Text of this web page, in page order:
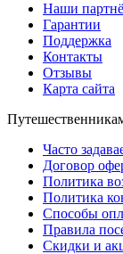
Наши
Гарантии
Поддержка
Контакты
Отзывы
Карта сайта
Часто
Договор
Политика
Политика
Способы
Правила
Скидки и